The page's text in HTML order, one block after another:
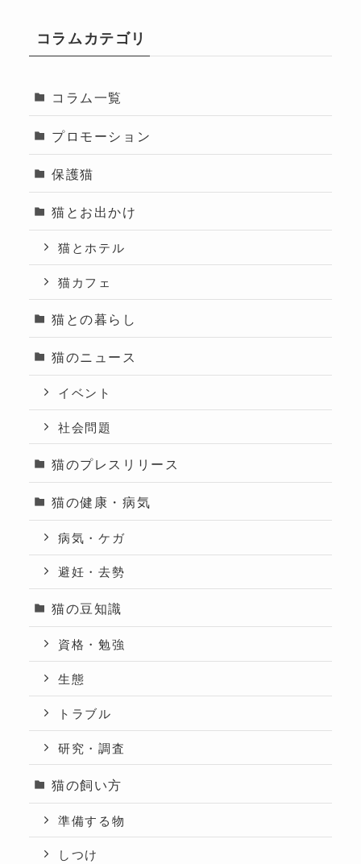
コラムカテゴリ
コラム一覧
プロモーション
保護猫
猫とお出かけ
猫とホテル
猫カフェ
猫との暮らし
猫のニュース
イベント
社会問題
猫のプレスリリース
猫の健康・病気
病気・ケガ
避妊・去勢
猫の豆知識
資格・勉強
生態
トラブル
研究・調査
猫の飼い方
準備する物
しつけ